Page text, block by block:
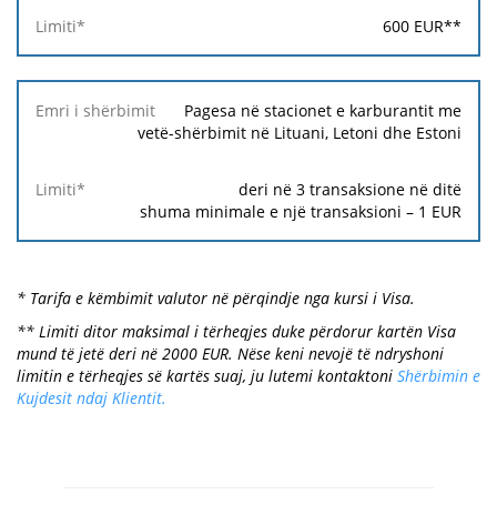
600 EUR**
Pagesa në stacionet e karburantit me
vetë-shërbimit në Lituani, Letoni dhe Estoni
deri në 3 transaksione në ditë
shuma minimale e një transaksioni – 1 EUR
* Tarifa e këmbimit valutor në përqindje nga kursi i Visa.
** Limiti ditor maksimal i tërheqjes duke përdorur kartën Visa
mund të jetë deri në 2000 EUR. Nëse keni nevojë të ndryshoni
limitin e tërheqjes së kartës suaj, ju lutemi kontaktoni Shërbimin e
Kujdesit ndaj Klientit.